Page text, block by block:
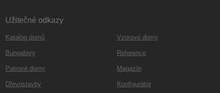
Užitečné odkazy
Katalog domů
Bungalovy
Patrové domy
Dřevostavby
Vzorové domy
Reference
Magazín
Konfigurátor